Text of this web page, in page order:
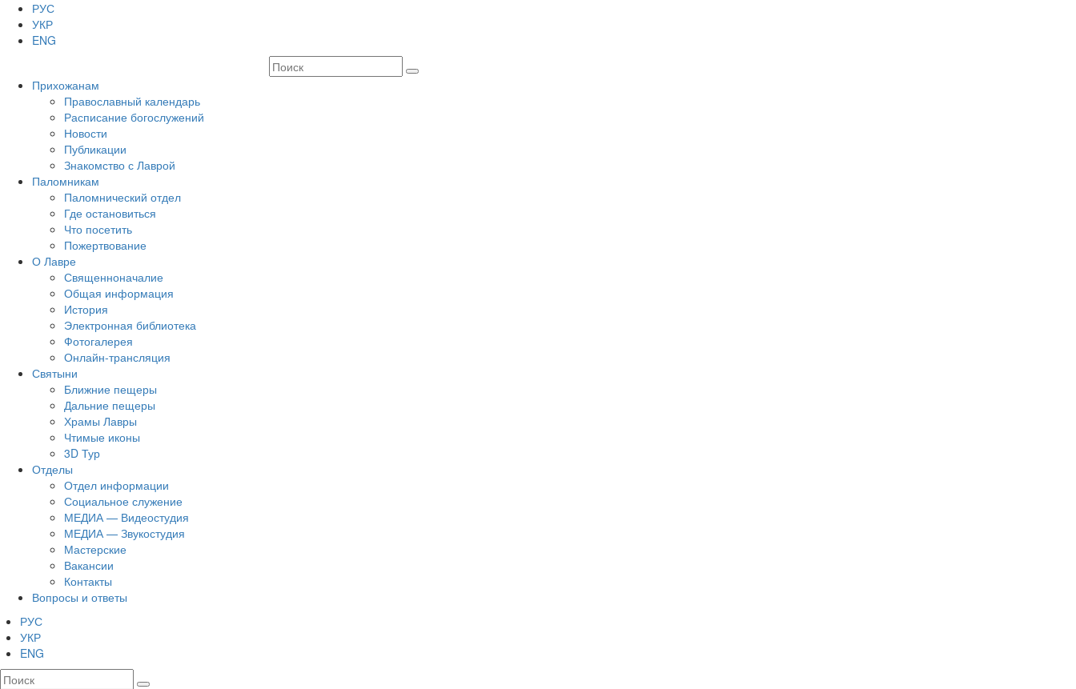
РУС
УКР
ENG
Прихожанам
Православный календарь
Расписание богослужений
Новости
Публикации
Знакомство с Лаврой
Паломникам
Паломнический отдел
Где остановиться
Что посетить
Пожертвование
О Лавре
Священноначалие
Общая информация
История
Электронная библиотека
Фотогалерея
Онлайн-трансляция
Святыни
Ближние пещеры
Дальние пещеры
Храмы Лавры
Чтимые иконы
3D Тур
Отделы
Отдел информации
Социальное служение
МЕДИА — Видеостудия
МЕДИА — Звукостудия
Мастерские
Вакансии
Контакты
Вопросы и ответы
РУС
УКР
ENG